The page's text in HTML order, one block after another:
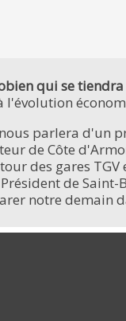
qui se
l'évolution
parlera d'un
de Côte
des gares
Président de
notre demain